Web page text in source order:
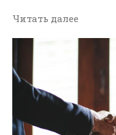
Читать далее